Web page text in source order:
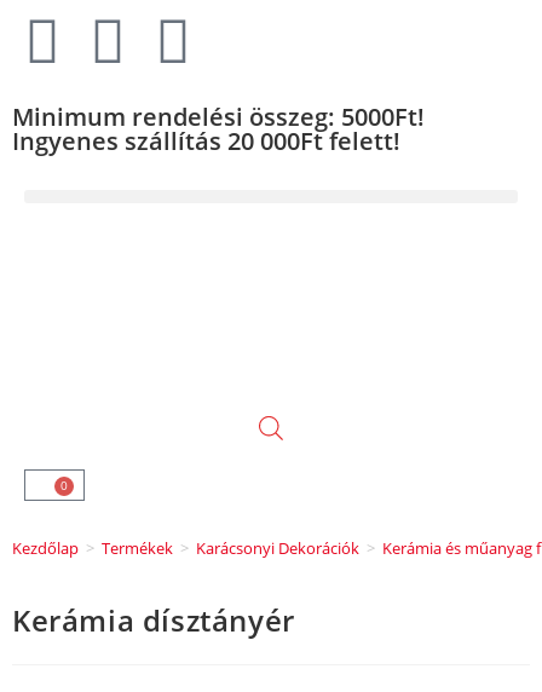
Minimum rendelési összeg: 5000Ft!
Ingyenes szállítás 20 000Ft felett!
0
Kezdőlap > Termékek > Karácsonyi Dekorációk > Kerámia és műanyag
Kerámia dísztányér